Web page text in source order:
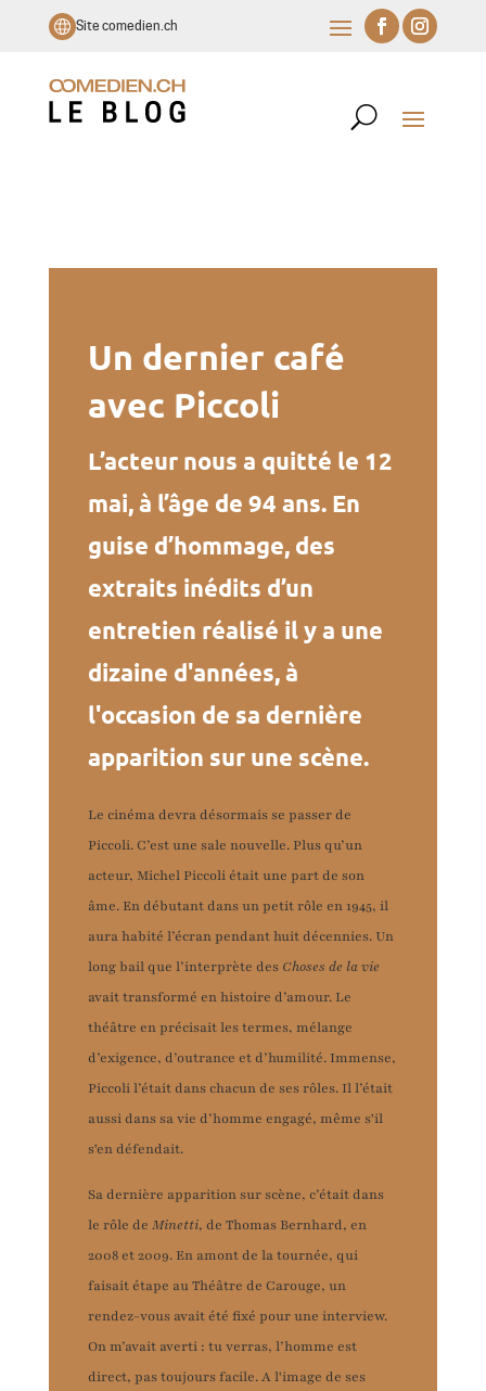
Site comedien.ch
Un dernier café
avec Piccoli
L’acteur nous a quitté le 12
mai, à l’âge de 94 ans. En
guise d’hommage, des
extraits inédits d’un
entretien réalisé il y a une
dizaine d'années, à
l'occasion de sa dernière
apparition sur une scène.
Le cinéma devra désormais se passer de
Piccoli. C’est une sale nouvelle. Plus qu’un
acteur, Michel Piccoli était une part de son
âme. En débutant dans un petit rôle en 1945, il
aura habité l’écran pendant huit décennies. Un
long bail que l’interprète des Choses de la vie
avait transformé en histoire d’amour. Le
théâtre en précisait les termes, mélange
d’exigence, d’outrance et d’humilité. Immense,
Piccoli l’était dans chacun de ses rôles. Il l’était
aussi dans sa vie d’homme engagé, même s'il
s'en défendait.
Sa dernière apparition sur scène, c’était dans
le rôle de Minetti, de Thomas Bernhard, en
2008 et 2009. En amont de la tournée, qui
faisait étape au Théâtre de Carouge, un
rendez-vous avait été fixé pour une interview.
On m’avait averti : tu verras, l’homme est
direct, pas toujours facile. A l'image de ses